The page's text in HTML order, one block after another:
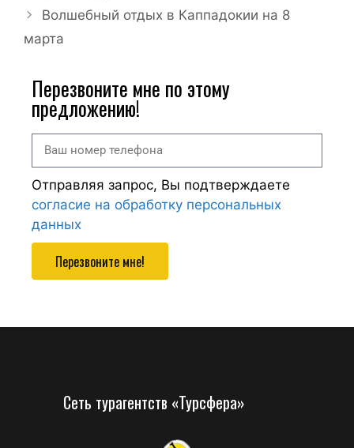
Волшебный отдых в Каппадокии на 8
марта
Перезвоните мне по этому
предложению!
Отправляя запрос, Вы подтверждаете
согласие на обработку персональных
данных
Перезвоните мне!
Сеть турагентств «Турсфера»